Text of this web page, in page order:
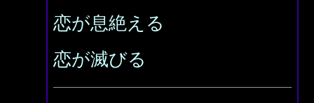
恋が息絶える
恋が滅びる